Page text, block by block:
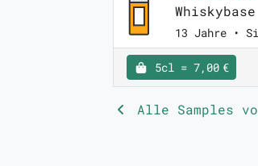
13 Jahre •
5cl = 7,00 €
Alle Samples